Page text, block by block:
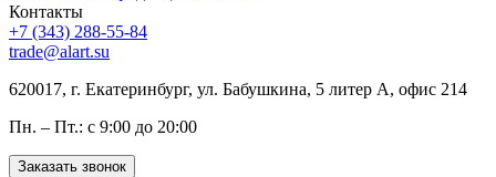
Контакты
+7 (343) 288-55-84
trade@alart.su
620017, г. Екатеринбург, ул. Бабушкина, 5 литер А, офис 214
Пн. – Пт.: с 9:00 до 20:00
Заказать звонок